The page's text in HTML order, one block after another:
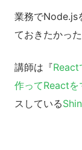
業務でNode.js
ておきたかっ
講師は『React
作ってReactを
スしている